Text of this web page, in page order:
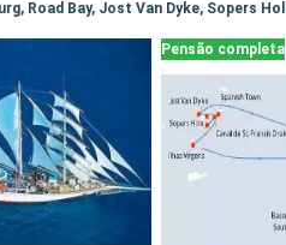
Pensão completa